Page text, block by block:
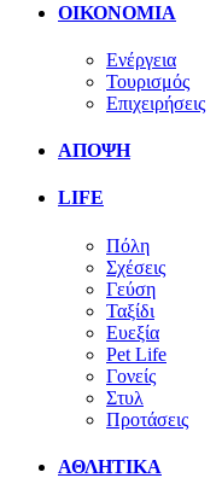
ΟΙΚΟΝΟΜΙΑ
Ενέργεια
Τουρισμός
Επιχειρήσεις
ΑΠΟΨΗ
LIFE
Πόλη
Σχέσεις
Γεύση
Ταξίδι
Ευεξία
Pet Life
Γονείς
Στυλ
Προτάσεις
ΑΘΛΗΤΙΚΑ